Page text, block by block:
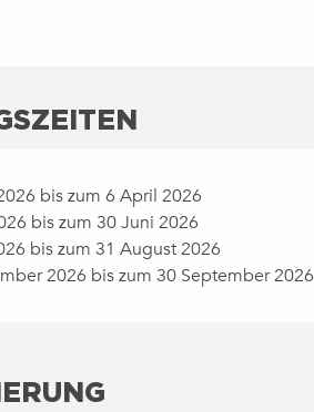
bis zum 6 April 2026
bis zum 30 Juni 2026
bis zum 31 August 2026
2026 bis zum 30 September 2026